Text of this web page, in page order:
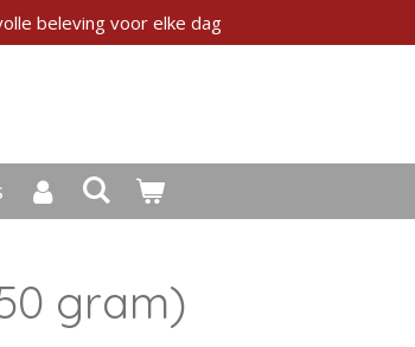
beleving voor elke dag
gram)